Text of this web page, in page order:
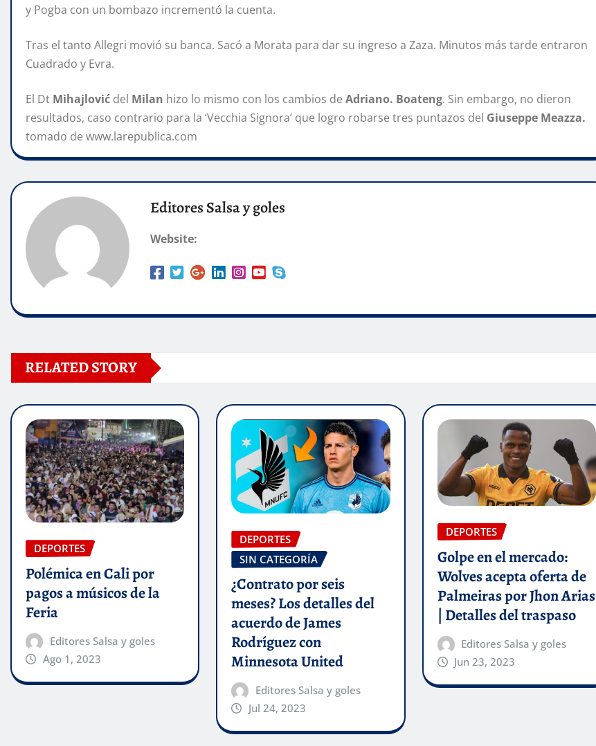
y Pogba con un bombazo incrementó la cuenta.
Tras el tanto Allegri movió su banca. Sacó a Morata para dar su ingreso a Zaza. Minutos más tarde entraron
Cuadrado y Evra.
El Dt Mihajlović del Milan hizo lo mismo con los cambios de Adriano. Boateng. Sin embargo, no dieron
resultados, caso contrario para la ‘Vecchia Signora’ que logro robarse tres puntazos del Giuseppe Meazza.
tomado de www.larepublica.com
Editores Salsa y goles
Website:
RELATED STORY
DEPORTES
Polémica en Cali por
pagos a músicos de la
Feria
Editores Salsa y goles
Ago 1, 2023
DEPORTES
SIN CATEGORÍA
¿Contrato por seis
meses? Los detalles del
acuerdo de James
Rodríguez con
Minnesota United
Editores Salsa y goles
Jul 24, 2023
DEPORTES
Golpe en el mercado:
Wolves acepta oferta de
Palmeiras por Jhon Arias
| Detalles del traspaso
Editores Salsa y goles
Jun 23, 2023